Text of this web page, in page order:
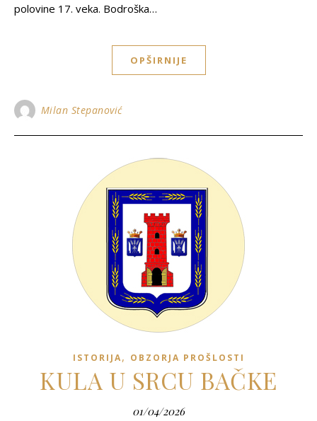
polovine 17. veka. Bodroška…
OPŠIRNIJE
Milan Stepanović
ISTORIJA, OBZORJA PROŠLOSTI
KULA U SRCU BAČKE
01/04/2026